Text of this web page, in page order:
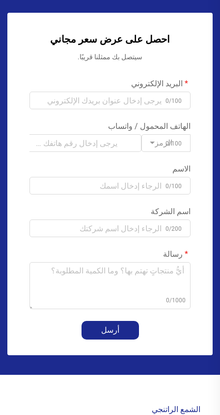
احصل على عرض سعر مجاني
سيتصل بك ممثلنا قريبًا.
البريد الإلكتروني
0/100
الهاتف المحمول / واتساب
الرمز0/100
الاسم
0/100
اسم الشركة
0/200
رسالة
0/1000
أرسل
الشمع الراتنجي